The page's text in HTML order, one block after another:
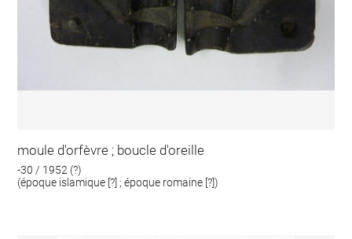
moule d'orfèvre ; boucle d'oreille
-30 / 1952 (?)
(époque islamique [?] ; époque romaine [?])